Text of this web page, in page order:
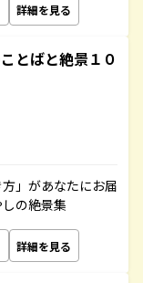
詳細を見る
とばと絶景１０
」があなたにお届
の絶景集
詳細を見る